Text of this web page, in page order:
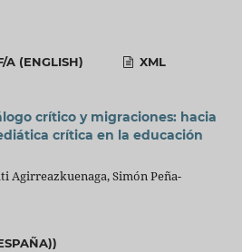
A (ENGLISH) XML
crítico y migraciones: hacia
crítica en la educación
Agirreazkuenaga, Simón Peña-